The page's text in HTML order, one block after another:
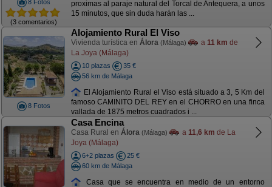
8 Fotos
(3 comentarios)
proximas al paraje natural del Torcal de Antequera, a unos
15 minutos, que sin duda harán las ...
8 Fotos
Alojamiento Rural El Viso
Vivienda turística en Álora (Málaga) a 11 km de
La Joya (Málaga)
10 plazas
35 €
56 km de Málaga
El Alojamiento Rural el Viso está situado a 3, 5 Km del
famoso CAMINITO DEL REY en el CHORRO en una finca
vallada de 1875 metros cuadrados i ...
Casa Encina
Casa Rural en Álora (Málaga) a 11,6 km de La
Joya (Málaga)
6+2 plazas
25 €
60 km de Málaga
Casa que se encuentra en medio de un entorno